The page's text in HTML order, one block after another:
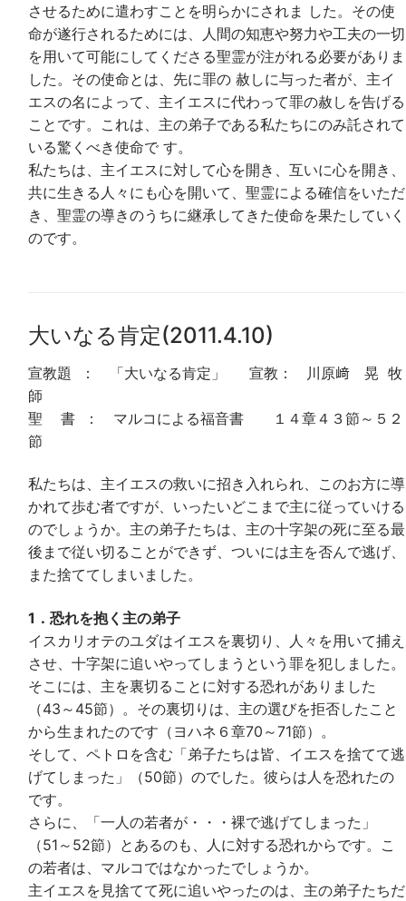
させるために遣わすことを明らかにされま した。その使
命が遂行されるためには、人間の知恵や努力や工夫の一切
を用いて可能にしてくださる聖霊が注がれる必要がありま
した。その使命とは、先に罪の 赦しに与った者が、主イ
エスの名によって、主イエスに代わって罪の赦しを告げる
ことです。これは、主の弟子である私たちにのみ託されて
いる驚くべき使命で す。
私たちは、主イエスに対して心を開き、互いに心を開き、
共に生きる人々にも心を開いて、聖霊による確信をいただ
き、聖霊の導きのうちに継承してきた使命を果たしていく
のです。
大いなる肯定(2011.4.10)
宣教題 ： 「大いなる肯定」 宣教： 川原﨑 晃 牧
師
聖 書 ： マルコによる福音書 １４章４３節～５２
節
私たちは、主イエスの救いに招き入れられ、このお方に導
かれて歩む者ですが、いったいどこまで主に従っていける
のでしょうか。主の弟子たちは、主の十字架の死に至る最
後まで従い切ることができず、ついには主を否んで逃げ、
また捨ててしまいました。
1．恐れを抱く主の弟子
イスカリオテのユダはイエスを裏切り、人々を用いて捕え
させ、十字架に追いやってしまうという罪を犯しました。
そこには、主を裏切ることに対する恐れがありました
（43～45節）。その裏切りは、主の選びを拒否したこと
から生まれたのです（ヨハネ６章70～71節）。
そして、ペトロを含む「弟子たちは皆、イエスを捨てて逃
げてしまった」（50節）のでした。彼らは人を恐れたの
です。
さらに、「一人の若者が・・・裸で逃げてしまった」
（51～52節）とあるのも、人に対する恐れからです。こ
の若者は、マルコではなかったでしょうか。
主イエスを見捨てて死に追いやったのは、主の弟子たちだ